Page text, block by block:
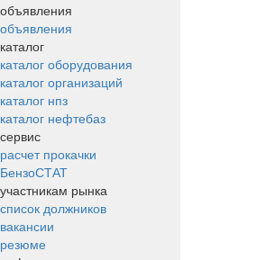
объявления
объявления
каталог
каталог оборудования
каталог организаций
каталог нпз
каталог нефтебаз
сервис
расчет прокачки
БензоСТАТ
участникам рынка
список должников
вакансии
резюме